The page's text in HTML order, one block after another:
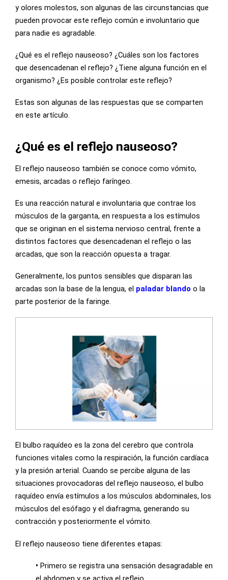
y olores molestos, son algunas de las circunstancias que
pueden provocar este reflejo común e involuntario que
para nadie es agradable.
¿Qué es el reflejo nauseoso? ¿Cuáles son los factores
que desencadenan el reflejo? ¿Tiene alguna función en el
organismo? ¿Es posible controlar este reflejo?
Estas son algunas de las respuestas que se comparten
en este artículo.
¿Qué es el reflejo nauseoso?
El reflejo nauseoso también se conoce como vómito,
emesis, arcadas o reflejo faríngeo.
Es una reacción natural e involuntaria que contrae los
músculos de la garganta, en respuesta a los estímulos
que se originan en el sistema nervioso central, frente a
distintos factores que desencadenan el reflejo o las
arcadas, que son la reacción opuesta a tragar.
Generalmente, los puntos sensibles que disparan las
arcadas son la base de la lengua, el paladar blando o la
parte posterior de la faringe.
El bulbo raquídeo es la zona del cerebro que controla
funciones vitales como la respiración, la función cardíaca
y la presión arterial. Cuando se percibe alguna de las
situaciones provocadoras del reflejo nauseoso, el bulbo
raquídeo envía estímulos a los músculos abdominales, los
músculos del esófago y el diafragma, generando su
contracción y posteriormente el vómito.
El reflejo nauseoso tiene diferentes etapas:
• Primero se registra una sensación desagradable en